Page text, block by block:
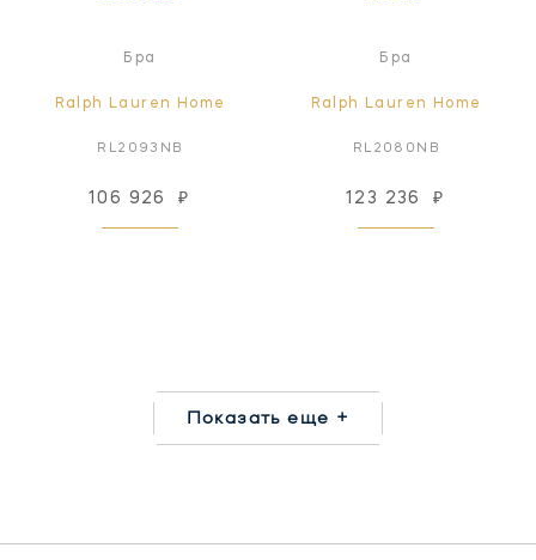
Бра
Ralph Lauren Home
RL2093NB
106 926 ₽
Бра
Ralph Lauren Home
RL2080NB
123 236 ₽
Показать еще +